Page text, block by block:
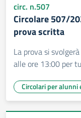
circ. n.507
Circolare 507/
prova scritta
La prova si
alle ore 13:00 per
Circolari per alunni